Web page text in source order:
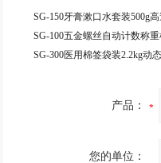
SG-100五金螺丝自动计数称
产品：
您的单位：